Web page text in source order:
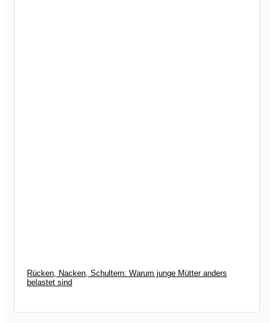
Rücken, Nacken, Schultern: Warum junge Mütter anders
belastet sind